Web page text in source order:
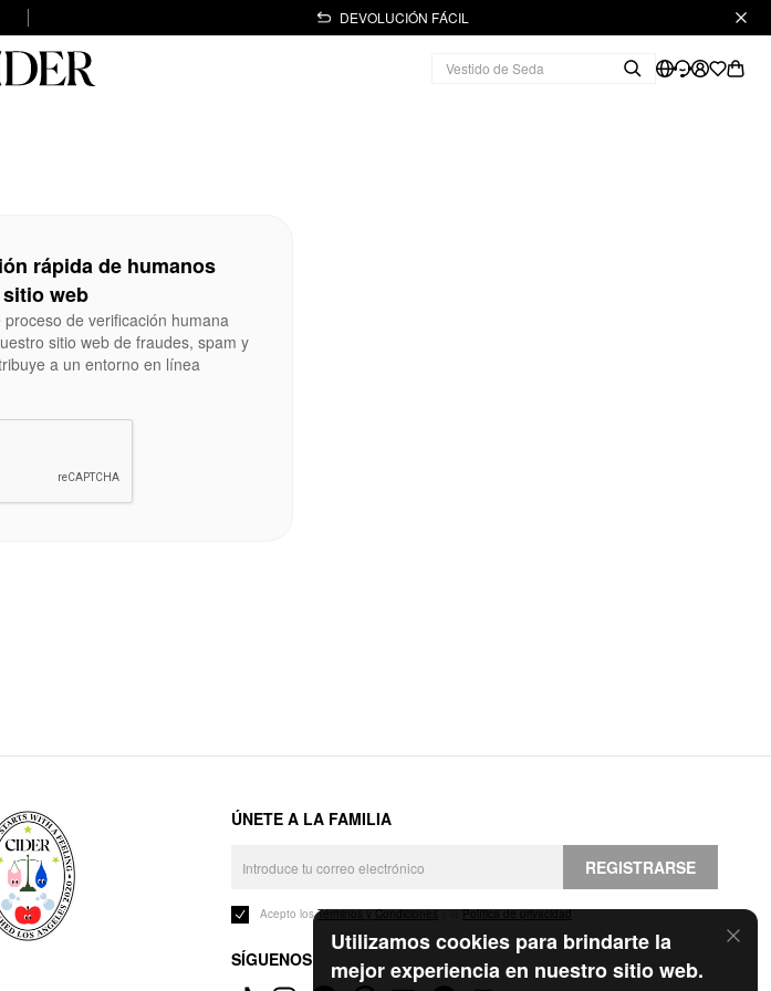
DEVOLUCIÓN FÁCIL
Utilizamos cookies para brindarte la
mejor experiencia en nuestro sitio web.
rápida de humanos
web
de verificación humana
sitio web de fraudes, spam y
a un entorno en línea
ÚNETE A LA FAMILIA
REGISTRARSE
Acepto losTérminos y Condicionesy laPolítica de privacidad.
SÍGUENOS